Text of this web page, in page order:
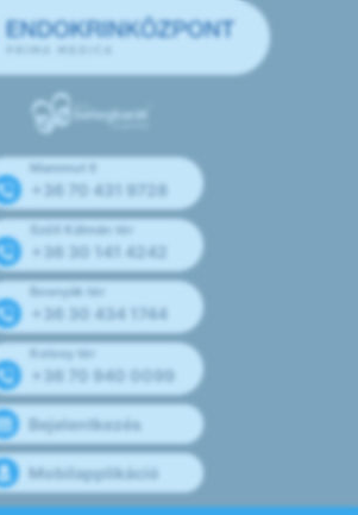
Mammut II
+36 70 431 9728
Széll Kálmán tér
+36 30 141 4242
Bosnyák tér
+36 30 434 1744
Kolosy tér
+36 70 940 0099
Bejelentkezés
Mobilapplikáció